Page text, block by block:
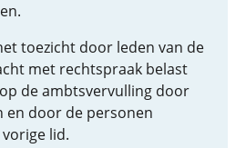
toezicht door leden van de
met rechtspraak belast
de ambtsvervulling door
en door de personen
lid.